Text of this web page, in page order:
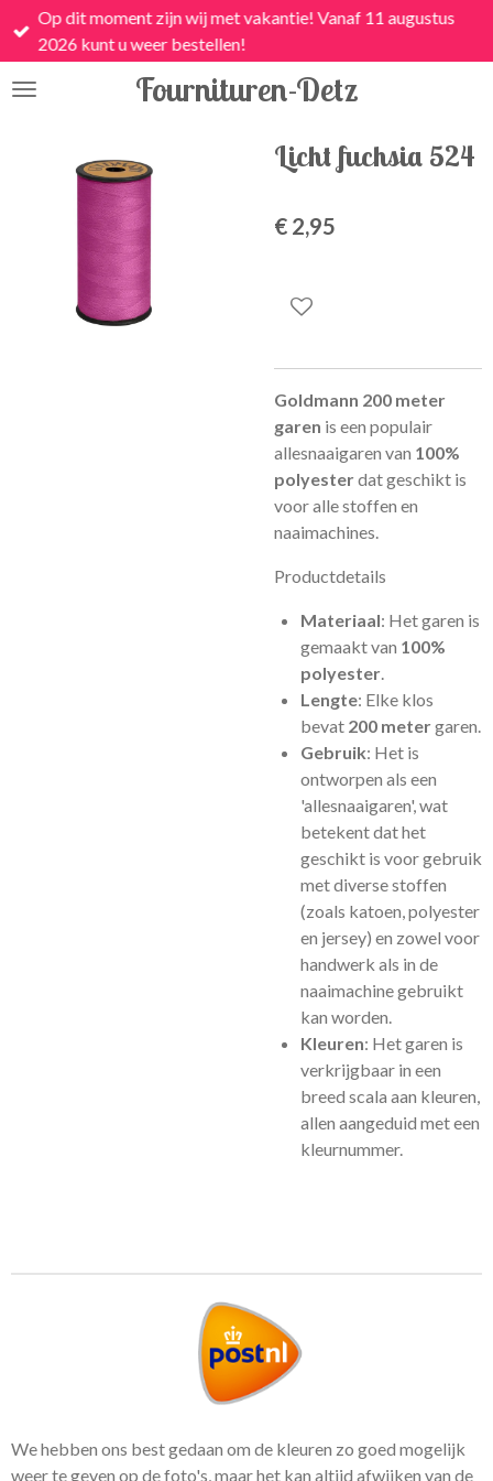
Ga
direct
de
Fournituren-Detz
Op dit moment zijn wij met vakantie! Vanaf 11 augustus
2026 kunt u weer bestellen!
Licht fuchsia 524
€ 2,95
Goldmann 200 meter
garen is een populair
allesnaaigaren van 100%
polyesterdat geschikt is
voor alle stoffen en
naaimachines.
Productdetails
Materiaal: Het garen is
gemaakt van 100%
polyester.
Lengte: Elke klos
bevat 200 metergaren.
Gebruik: Het is
ontworpen als een
'allesnaaigaren', wat
betekent dat het
geschikt is voor gebruik
met diverse stoffen
(zoals katoen, polyester
en jersey) en zowel voor
handwerk als in de
naaimachine gebruikt
kan worden.
Kleuren: Het garen is
verkrijgbaar in een
breed scala aan kleuren,
allen aangeduid met een
kleurnummer.
We hebben ons best gedaan om de kleuren zo goed mogelijk
weer te geven op de foto's, maar het kan altijd afwijken van de